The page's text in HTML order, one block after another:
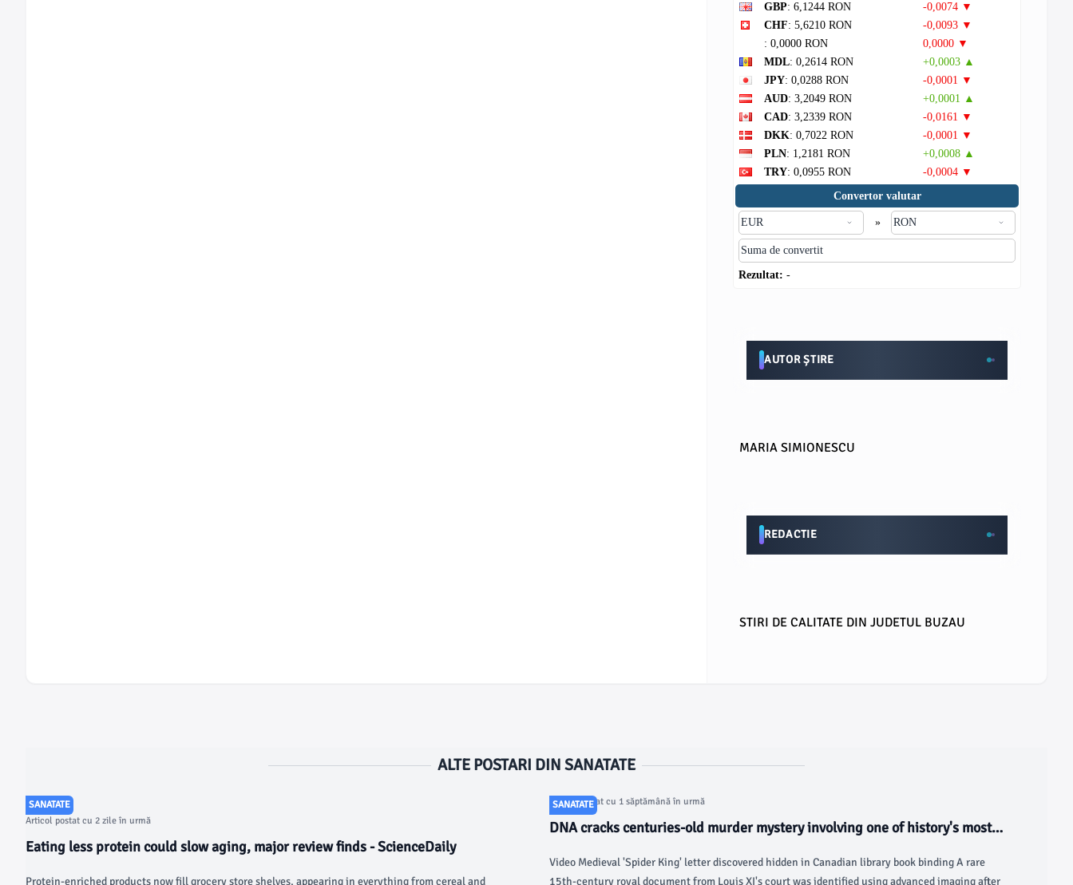
GBP: 6,1244 RON
-0,0074 ▼
CHF: 5,6210 RON
-0,0093 ▼
: 0,0000 RON
0,0000 ▼
MDL: 0,2614 RON
+0,0003 ▲
JPY: 0,0288 RON
-0,0001 ▼
AUD: 3,2049 RON
+0,0001 ▲
CAD: 3,2339 RON
-0,0161 ▼
DKK: 0,7022 RON
-0,0001 ▼
PLN: 1,2181 RON
+0,0008 ▲
TRY: 0,0955 RON
-0,0004 ▼
Convertor valutar
»
Rezultat: -
AUTOR ȘTIRE
MARIA SIMIONESCU
REDACTIE
STIRI DE CALITATE DIN JUDETUL BUZAU
ALTE POSTARI DIN SANATATE
SANATATE
Articol postat cu 2 zile în urmă
Eating less protein could slow aging, major review finds - ScienceDaily
Protein-enriched products now fill grocery store shelves, appearing in everything from cereal and
SANATATE
Articol postat cu 1 săptămână în urmă
DNA cracks centuries-old murder mystery involving one of history's most
Video Medieval 'Spider King' letter discovered hidden in Canadian library book binding A rare
15th-century royal document from Louis XI's court was identified using advanced imaging after